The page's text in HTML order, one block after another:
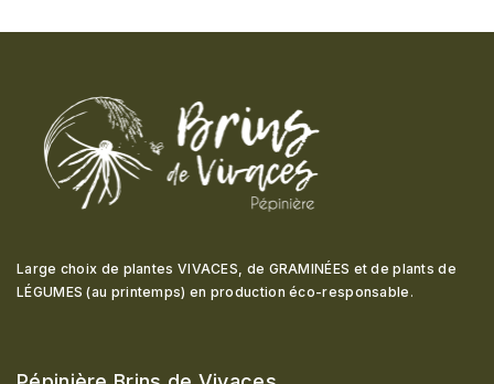
Large choix de plantes VIVACES, de GRAMINÉES et de plants de
LÉGUMES (au printemps) en production éco-responsable .